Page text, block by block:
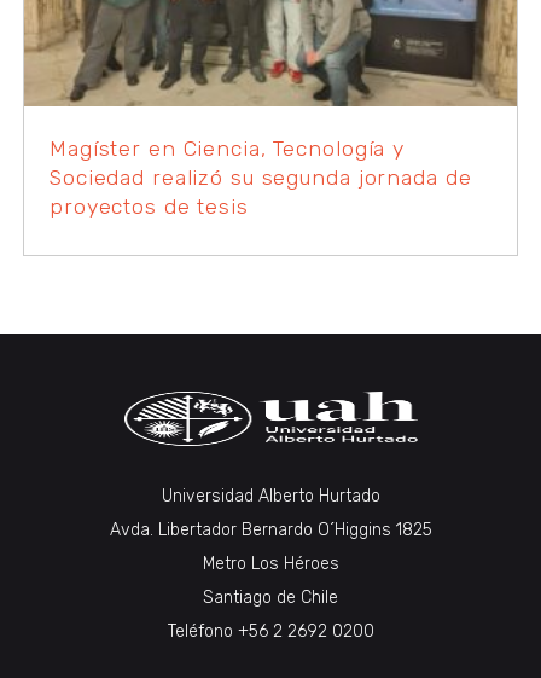
Magíster en Ciencia, Tecnología y
Sociedad realizó su segunda jornada de
proyectos de tesis
Universidad Alberto Hurtado
Avda. Libertador Bernardo O´Higgins 1825
Metro Los Héroes
Santiago de Chile
Teléfono +56 2 2692 0200